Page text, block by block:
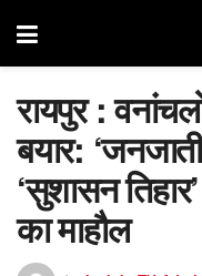
रायपुर :
बयार:
‘सुशासन
का माहौल